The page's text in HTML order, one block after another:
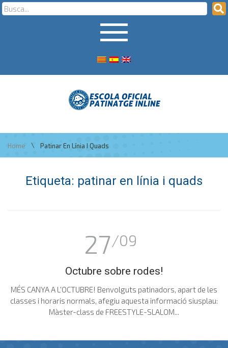
Home \ Patinar En Línia I Quads
Etiqueta: patinar en línia i quads
27/09
Octubre sobre rodes!
MÉS CANYA A L'OCTUBRE! Benvolguts patinadors, apart de les
classes i horaris normals, afegiu aquesta informació siusplau:
Màster-class de FREESTYLE-SLALOM...